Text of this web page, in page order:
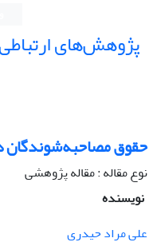
پژوهش‌های
حقوق مصاحبه‌شوندگان
نوع مقاله : مقاله پژوهشی
نویسنده
علی مراد حیدری